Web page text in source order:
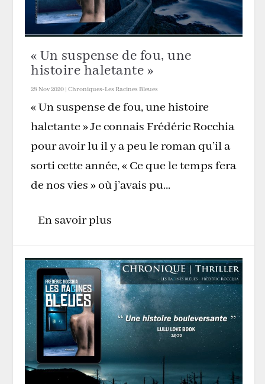
« Un suspense de fou, une
histoire haletante »
28 Nov 2020 |Chroniques-Les Racines Bleues
« Un suspense de fou, une histoire
haletante » Je connais Frédéric Rocchia
pour avoir lu il y a peu le roman qu’il a
sorti cette année, « Ce que le temps fera
de nos vies » où j’avais pu...
En savoir plus